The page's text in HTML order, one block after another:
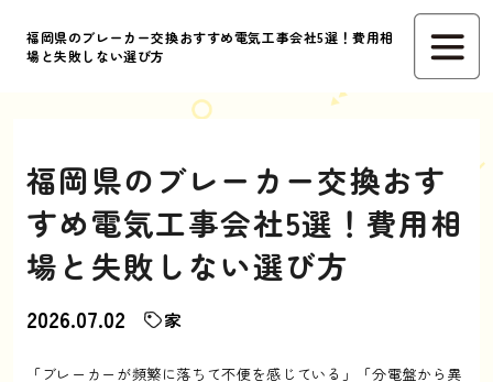
福岡県のブレーカー交換おすすめ電気工事会社5選！費用相
場と失敗しない選び方
福岡県のブレーカー交換おす
すめ電気工事会社5選！費用相
場と失敗しない選び方
2026.07.02 家
「ブレーカーが頻繁に落ちて不便を感じている」「分電盤から異